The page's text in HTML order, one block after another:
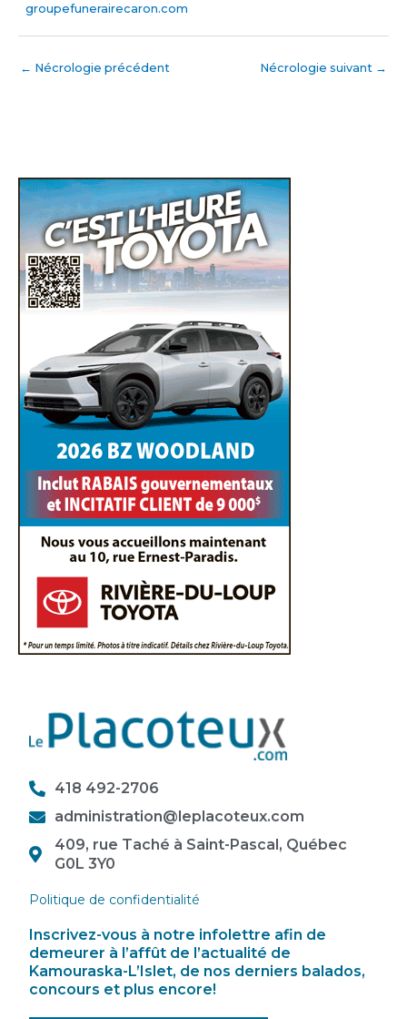
groupefunerairecaron.com
← Nécrologie précédent Nécrologie suivant →
418 492-2706
administration@leplacoteux.com
409, rue Taché à Saint-Pascal, Québec
G0L 3Y0
Politique de confidentialité
Inscrivez-vous à notre infolettre afin de
demeurer à l’affût de l’actualité de
Kamouraska-L’Islet, de nos derniers balados,
concours et plus encore!